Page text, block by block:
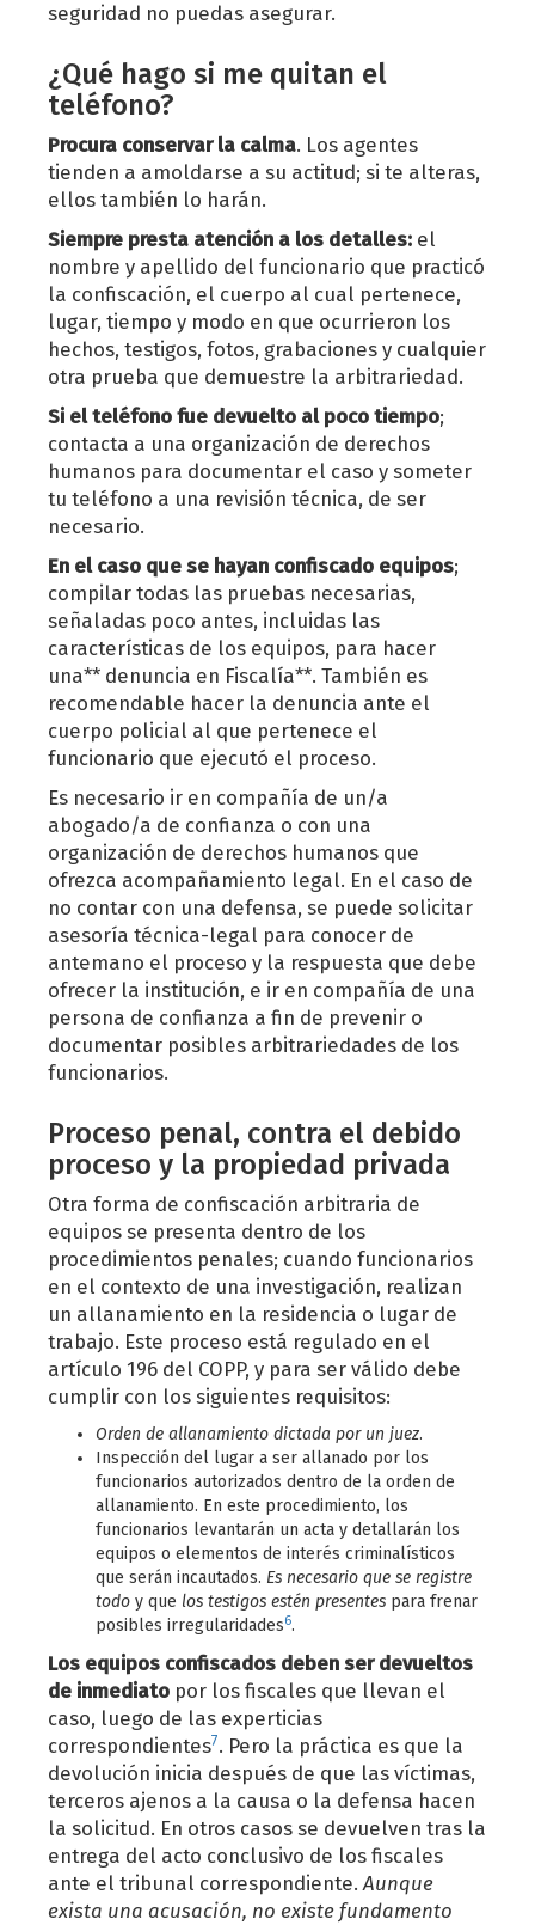
seguridad no puedas asegurar.
¿Qué hago si me quitan el
teléfono?
Procura conservar la calma. Los agentes
tienden a amoldarse a su actitud; si te alteras,
ellos también lo harán.
Siempre presta atención a los detalles: el
nombre y apellido del funcionario que practicó
la confiscación, el cuerpo al cual pertenece,
lugar, tiempo y modo en que ocurrieron los
hechos, testigos, fotos, grabaciones y cualquier
otra prueba que demuestre la arbitrariedad.
Si el teléfono fue devuelto al poco tiempo;
contacta a una organización de derechos
humanos para documentar el caso y someter
tu teléfono a una revisión técnica, de ser
necesario.
En el caso que se hayan confiscado equipos;
compilar todas las pruebas necesarias,
señaladas poco antes, incluidas las
características de los equipos, para hacer
una** denuncia en Fiscalía**. También es
recomendable hacer la denuncia ante el
cuerpo policial al que pertenece el
funcionario que ejecutó el proceso.
Es necesario ir en compañía de un/a
abogado/a de confianza o con una
organización de derechos humanos que
ofrezca acompañamiento legal. En el caso de
no contar con una defensa, se puede solicitar
asesoría técnica-legal para conocer de
antemano el proceso y la respuesta que debe
ofrecer la institución, e ir en compañía de una
persona de confianza a fin de prevenir o
documentar posibles arbitrariedades de los
funcionarios.
Proceso penal, contra el debido
proceso y la propiedad privada
Otra forma de confiscación arbitraria de
equipos se presenta dentro de los
procedimientos penales; cuando funcionarios
en el contexto de una investigación, realizan
un allanamiento en la residencia o lugar de
trabajo. Este proceso está regulado en el
artículo 196 del COPP, y para ser válido debe
cumplir con los siguientes requisitos:
Orden de allanamiento dictada por un juez.
Inspección del lugar a ser allanado por los
funcionarios autorizados dentro de la orden de
allanamiento. En este procedimiento, los
funcionarios levantarán un acta y detallarán los
equipos o elementos de interés criminalísticos
que serán incautados. Es necesario que se registre
todo y que los testigos estén presentes para frenar
posibles irregularidades6.
Los equipos confiscados deben ser devueltos
de inmediato por los fiscales que llevan el
caso, luego de las experticias
correspondientes7. Pero la práctica es que la
devolución inicia después de que las víctimas,
terceros ajenos a la causa o la defensa hacen
la solicitud. En otros casos se devuelven tras la
entrega del acto conclusivo de los fiscales
ante el tribunal correspondiente.Aunque
exista una acusación, no existe fundamento